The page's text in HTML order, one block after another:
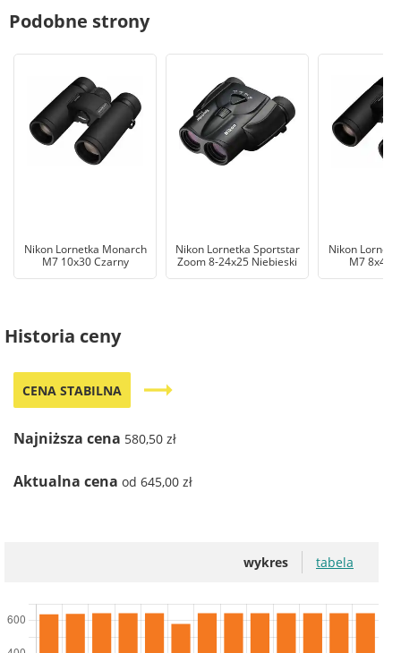
Podobne strony
Nikon Lornetka Monarch
M7 10x30 Czarny
Nikon Lornetka Sportstar
Zoom 8-24x25 Niebieski
Nikon
M7 8x42
Historia ceny
CENA STABILNA trending_flat
Najniższa cena 580,50 zł
Aktualna cena od 645,00 zł
wykres tabela